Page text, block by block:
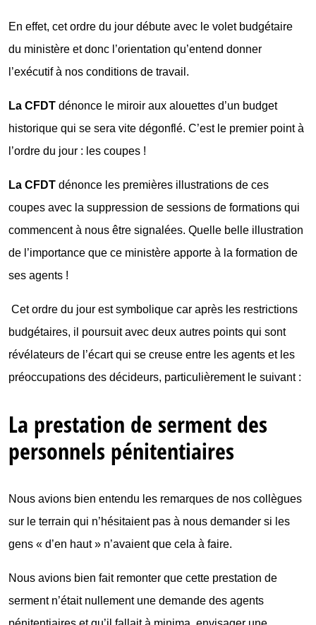
En effet, cet ordre du jour débute avec le volet budgétaire
du ministère et donc l’orientation qu’entend donner
l’exécutif à nos conditions de travail.
La CFDT dénonce le miroir aux alouettes d’un budget
historique qui se sera vite dégonflé. C’est le premier point à
l’ordre du jour : les coupes !
La CFDT dénonce les premières illustrations de ces
coupes avec la suppression de sessions de formations qui
commencent à nous être signalées. Quelle belle illustration
de l’importance que ce ministère apporte à la formation de
ses agents !
Cet ordre du jour est symbolique car après les restrictions
budgétaires, il poursuit avec deux autres points qui sont
révélateurs de l’écart qui se creuse entre les agents et les
préoccupations des décideurs, particulièrement le suivant :
La prestation de serment des
personnels pénitentiaires
Nous avions bien entendu les remarques de nos collègues
sur le terrain qui n’hésitaient pas à nous demander si les
gens « d’en haut » n’avaient que cela à faire.
Nous avions bien fait remonter que cette prestation de
serment n’était nullement une demande des agents